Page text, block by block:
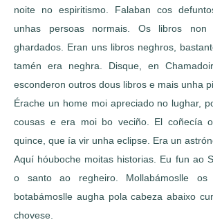
noite no espiritismo. Falaban cos
unhas persoas normais. Os libros non
ghardados. Eran uns libros neghros,
tamén era neghra. Disque, en
esconderon outros dous libros e mais unha
Érache un home moi apreciado no lughar,
cousas e era moi bo veciño. El coñecía
quince, que ía vir unha eclipse. Era un
Aquí hóuboche moitas historias. Eu fun ao
o santo ao regheiro. Mollabámoslle
botabámoslle augha pola cabeza abaixo
chovese.